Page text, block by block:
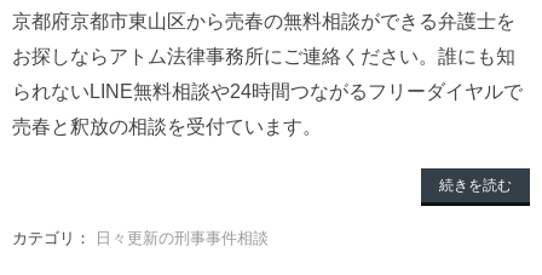
京都府京都市東山区から売春の無料相談ができる弁護士を
お探しならアトム法律事務所にご連絡ください。誰にも知
られないLINE無料相談や24時間つながるフリーダイヤルで
売春と釈放の相談を受付ています。
続きを読む
カテゴリ： 日々更新の刑事事件相談